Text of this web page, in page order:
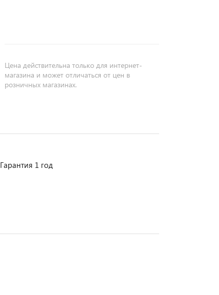
Цена действительна только для интернет-
магазина и может отличаться от цен в
розничных магазинах.
Гарантия 1 год